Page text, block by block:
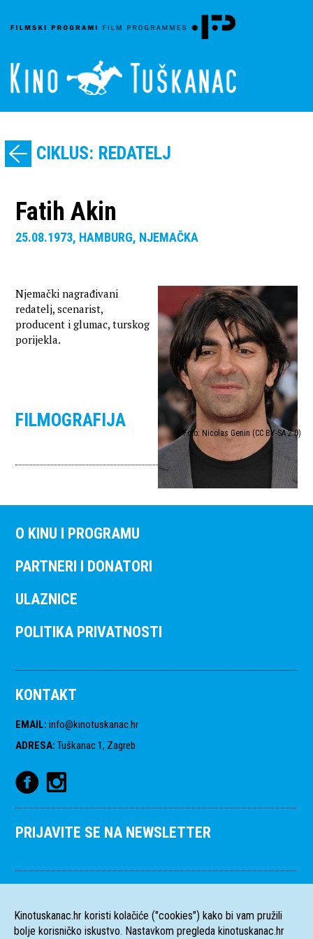
CIKLUS: REDATELJ
Fatih Akin
25.08.1973, HAMBURG, NJEMAČKA
Foto: Nicolas Genin (CC BY-SA 2.0)
Njemački nagrađivani
redatelj, scenarist,
producent i glumac, turskog
porijekla.
FILMOGRAFIJA
O KINU I PROGRAMU
PARTNERI I DONATORI
ULAZNICE
POLITIKA PRIVATNOSTI
KONTAKT
EMAIL: info@kinotuskanac.hr
ADRESA: Tuškanac 1, Zagreb
PRIJAVITE SE NA NEWSLETTER
Kinotuskanac.hr koristi kolačiće ("cookies") kako bi vam pružili
bolje korisničko iskustvo. Nastavkom pregleda kinotuskanac.hr